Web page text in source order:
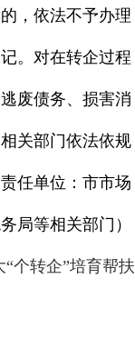
，依法不予办理
。对在转企过程
废债务、损害消
关部门依法依规
责任单位：市市场
局等相关部门）
“个转企”培育帮扶